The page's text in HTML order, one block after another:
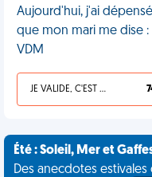
Aujourd'hui, j'ai
que mon mari me dise :
VDM
JE VALIDE, C'EST UNE VDM
Été : Soleil, Mer et
Des anecdotes